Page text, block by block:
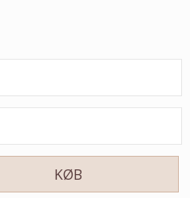
KØB